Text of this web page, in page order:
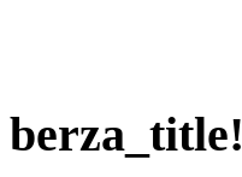
berza_title!